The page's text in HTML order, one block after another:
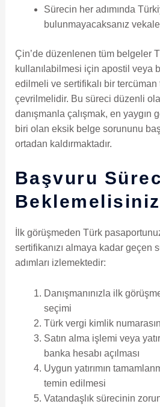
Sürecin her adımında
bulunmayacaksanız
Çin’de düzenlenen tüm belgeler
kullanılabilmesi için apostil veya
edilmeli ve sertifikalı bir tercüman
çevrilmelidir. Bu süreci düzenli
danışmanla çalışmak, en yaygın
biri olan eksik belge sorununu
ortadan kaldırmaktadır.
Başvuru
Beklemelisiniz
İlk görüşmeden Türk
sertifikanızı almaya kadar geçen
adımları izlemektedir:
Danışmanınızla ilk
seçimi
Türk vergi kimlik
Satın alma işlemi veya
banka hesabı açılması
Uygun yatırımın
temin edilmesi
Vatandaşlık sürecinin